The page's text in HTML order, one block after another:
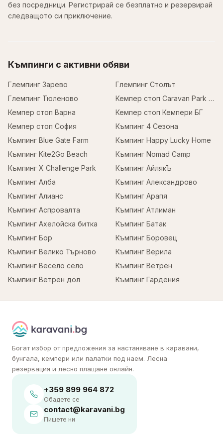
без посредници. Регистрирай се безплатно и резервирай
следващото си приключение.
Къмпинги с активни обяви
Глемпинг Зарево
Глемпинг Столът
Глемпинг Тюленово
Кемпер стоп Caravan Park Sofia
Кемпер стоп Варна
Кемпер стоп Кемпери БГ
Кемпер стоп София
Къмпинг 4 Сезона
Къмпинг Blue Gate Farm
Къмпинг Happy Lucky Home
Къмпинг Kite2Go Beach
Къмпинг Nomad Camp
Къмпинг X Challenge Park
Къмпинг АйлякЪ
Къмпинг Алба
Къмпинг Александрово
Къмпинг Алианс
Къмпинг Арапя
Къмпинг Аспровалта
Къмпинг Атлиман
Къмпинг Ахелойска битка
Къмпинг Батак
Къмпинг Бор
Къмпинг Боровец
Къмпинг Велико Търново
Къмпинг Верила
Къмпинг Весело село
Къмпинг Ветрен
Къмпинг Ветрен дол
Къмпинг Гардения
Богат избор от предложения за настаняване в каравани,
бунгала, кемпери или палатки под наем. Лесна
резервация и лесно плащане онлайн.
+359 899 964 872
Обадете се
contact@karavani.bg
Пишете ни